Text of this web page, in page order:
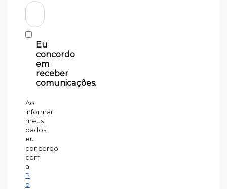
Eu
concordo
em
receber
comunicações.
Ao
informar
meus
dados,
eu
concordo
com
a
P
o